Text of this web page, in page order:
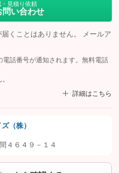
・見積り依頼
問い合わせ
くことはありません。 メールア
話番号が通知されます。無料電話
詳細はこちら
してから「許可する」ボタンを押
（株）
４６４９－１４